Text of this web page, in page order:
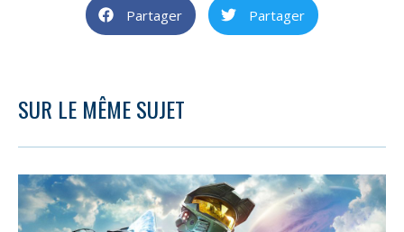
Partager Partager
SUR LE MÊME SUJET